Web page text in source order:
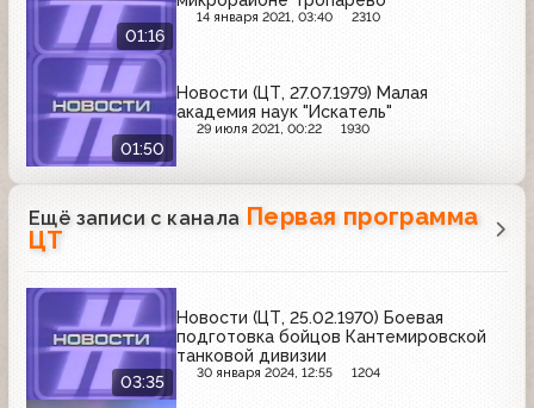
01:16
14 января 2021, 03:40 2310
01:50
Новости (ЦТ, 27.07.1979) Малая
академия наук "Искатель"
29 июля 2021, 00:22 1930
Ещё записи с канала Первая программа
ЦТ
03:35
Новости (ЦТ, 25.02.1970) Боевая
подготовка бойцов Кантемировской
танковой дивизии
30 января 2024, 12:55 1204